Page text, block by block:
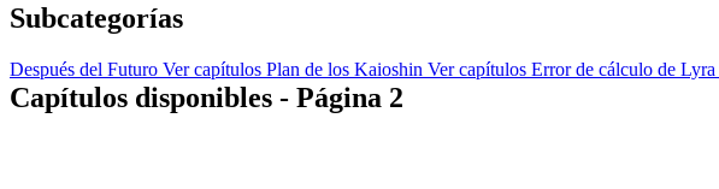
Subcategorías
Después del Futuro Ver capítulos Plan de los Kaioshin Ver capítulos Error de cálculo de Lyra
Capítulos disponibles - Página 2